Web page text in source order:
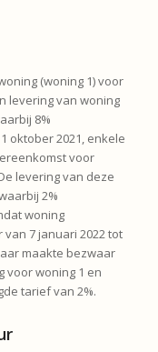
(woning 1) voor
levering van woning
8%
oktober 2021, enkele
voor
levering van deze
2%
woning
7 januari 2022 tot
maakte bezwaar
voor woning 1 en
tarief van 2%.